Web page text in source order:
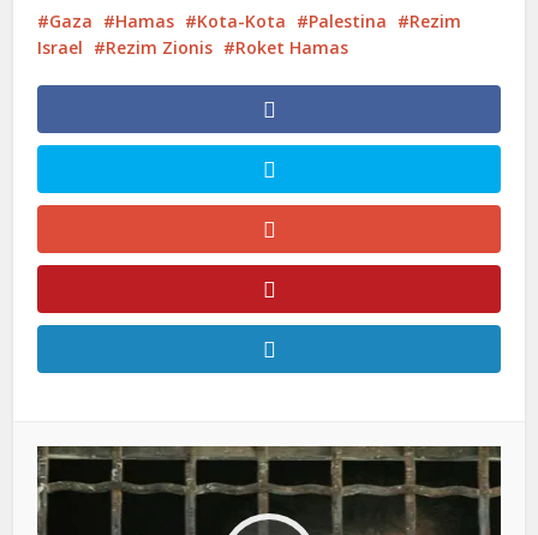
Gaza Hamas Kota-Kota Palestina
Rezim
Israel
Rezim Zionis Roket Hamas